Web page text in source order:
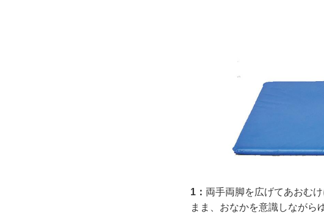
1： 両手両脚を広げてあおむ
まま、おなかを意識しながら